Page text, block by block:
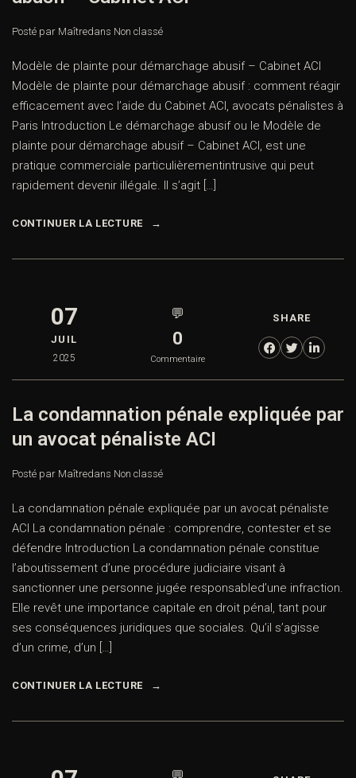
Posté par Maîtredans Non classé
Modèle de plainte pour démarchage abusif – Cabinet ACI
Modèle de plainte pour démarchage abusif : comment réagir
efficacement avec l’aide du Cabinet ACI, avocats pénalistes à
Paris Introduction Le démarchage abusif ou le Modèle de
plainte pour démarchage abusif – Cabinet ACI, est une
pratique commerciale particulièrementintrusive qui peut
rapidement devenir illégale. Il s’agit […]
CONTINUER LA LECTURE
07
JUIL
2025
💬
0
Commentaire
SHARE
La condamnation pénale expliquée par
un avocat pénaliste ACI
Posté par Maîtredans Non classé
La condamnation pénale expliquée par un avocat pénaliste
ACI La condamnation pénale : comprendre, contester et se
défendre Introduction La condamnation pénale constitue
l’aboutissement d’une procédure judiciaire visant à
sanctionner une personne jugée responsabled’une infraction.
Elle revêt une importance capitale en droit pénal, tant pour
ses conséquences juridiques que sociales. Qu’il s’agisse
d’un crime, d’un […]
CONTINUER LA LECTURE